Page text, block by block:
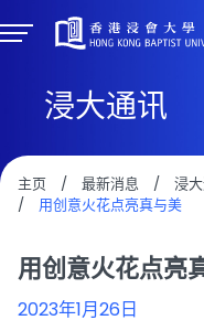
浸大通讯
主页 / 最新消息 / 浸
/
用创意火花点亮真与美
用创意火花点亮
2023年1月26日